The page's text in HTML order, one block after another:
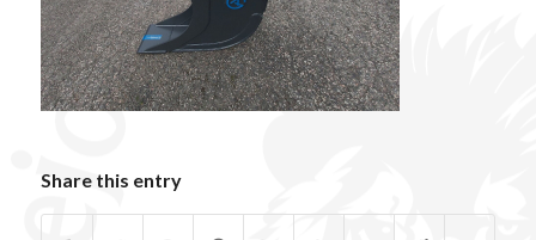
Share this entry